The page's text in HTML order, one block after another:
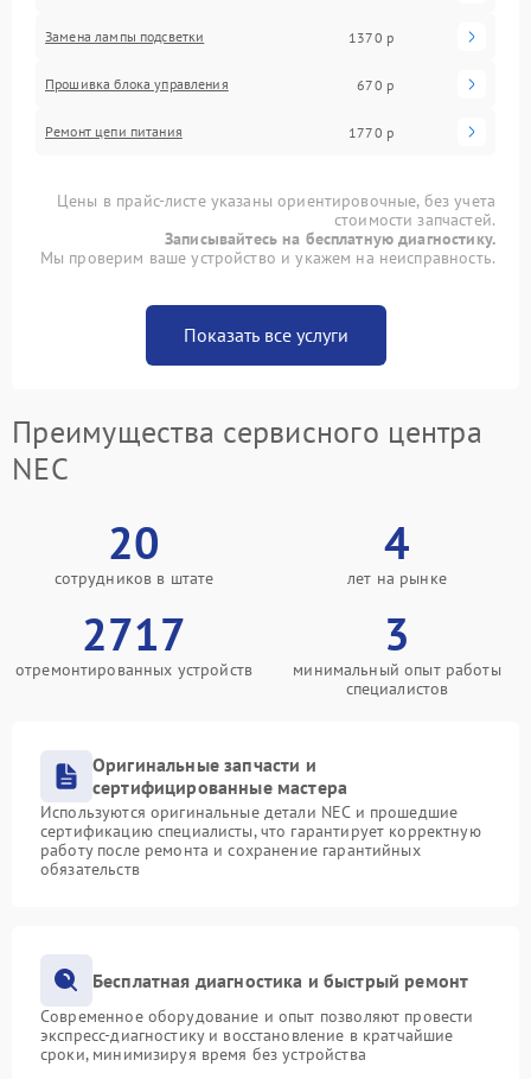
Замена лампы подсветки 1370 р
Прошивка блока управления 670 р
Ремонт цепи питания 1770 р
Цены в прайс-листе указаны ориентировочные, без учета
стоимости запчастей.
Записывайтесь на бесплатную диагностику.
Мы проверим ваше устройство и укажем на неисправность.
Показать все услуги
Преимущества сервисного центра
NEC
20
сотрудников в штате
4
лет на рынке
2717
отремонтированных устройств
3
минимальный опыт работы
специалистов
Оригинальные запчасти и
сертифицированные мастера
Используются оригинальные детали NEC и прошедшие
сертификацию специалисты, что гарантирует корректную
работу после ремонта и сохранение гарантийных
обязательств
Бесплатная диагностика и быстрый ремонт
Современное оборудование и опыт позволяют провести
экспресс-диагностику и восстановление в кратчайшие
сроки, минимизируя время без устройства